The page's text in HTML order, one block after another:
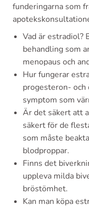
funderingarna som
Vad är estradiol?
behandling som
menopaus och
Hur fungerar
progesteron-
symptom som
Är det säkert att
säkert för de
som måste
blodproppar.
Finns det
uppleva milda
bröstömhet.
Kan man köpa